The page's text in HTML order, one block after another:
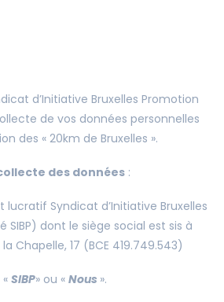
d’Initiative Bruxelles Promotion
de vos données personnelles
des « 20km de Bruxelles ».
des données :
lucratif Syndicat d’Initiative Bruxelles
dont le siège social est sis à
Chapelle, 17 (BCE 419.749.543)
SIBP» ou « Nous ».